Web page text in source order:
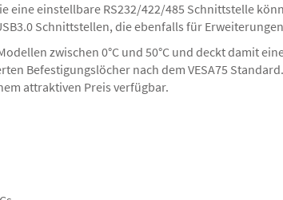
eine einstellbare RS232/422/485 Schnittstelle
Schnittstellen, die ebenfalls für
zwischen 0°C und 50°C und deckt damit
Befestigungslöcher nach dem VESA75
attraktiven Preis verfügbar.